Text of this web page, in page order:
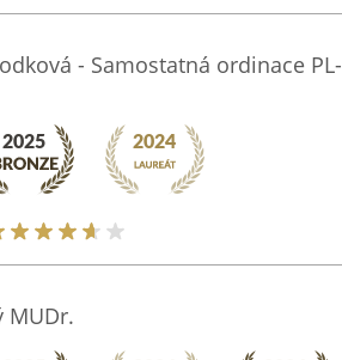
- Samostatná ordinace PL-
MUDr.